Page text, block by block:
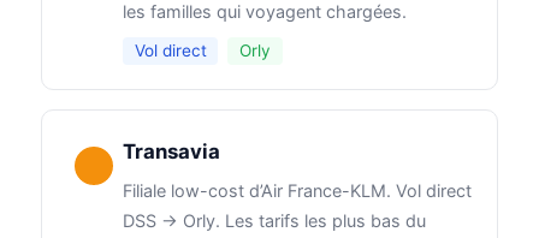
les familles qui voyagent chargées.
Vol direct Orly
Transavia
Filiale low-cost d’Air France-KLM. Vol direct
DSS → Orly. Les tarifs les plus bas du